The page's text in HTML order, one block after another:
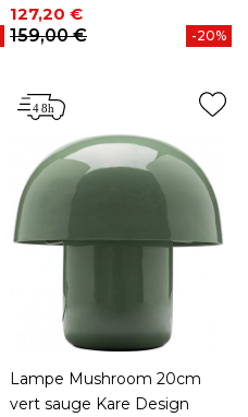
Prix
127,20 €
Prix de base
159,00 €
-20%
Lampe Mushroom 20cm
vert sauge Kare Design